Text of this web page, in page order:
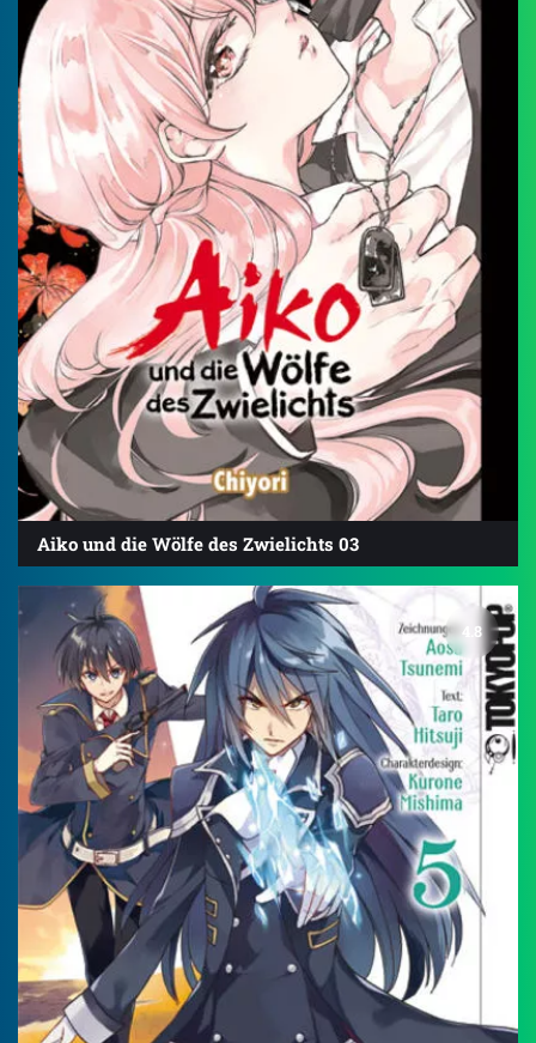
Aiko und die Wölfe des Zwielichts 03
4.8